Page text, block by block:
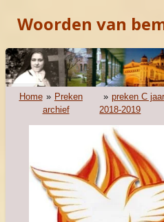
direct
de
hoofdinhoud
Woorden van
Home » Preken
archief
» preken C jaar
2018-2019